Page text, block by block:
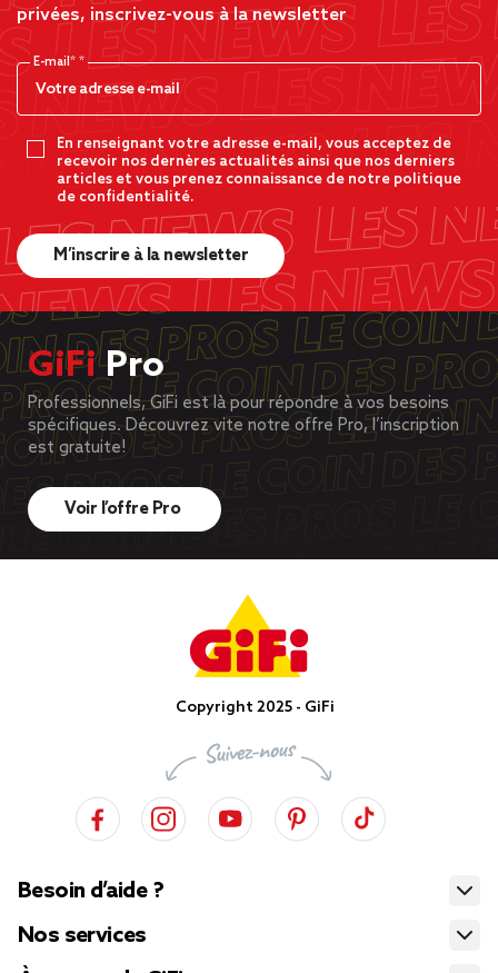
privées, inscrivez-vous à la newsletter
E-mail*
En renseignant votre adresse e-mail, vous acceptez de
recevoir nos dernères actualités ainsi que nos derniers
articles et vous prenez connaissance de notre politique
de confidentialité.
M’inscrire à la newsletter
GiFiPro
Professionnels, GiFi est là pour répondre à vos besoins
spécifiques. Découvrez vite notre offre Pro, l’inscription
est gratuite!
Voir l’offre Pro
Copyright 2025 - GiFi
Besoin d’aide ?
Nos services